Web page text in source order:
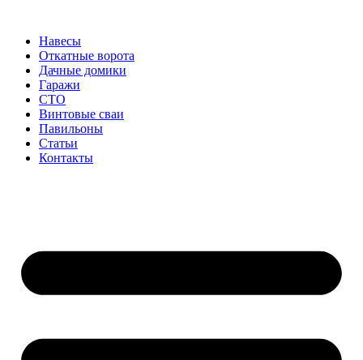
содержимому
Навесы
Откатные ворота
Дачные домики
Гаражи
СТО
Винтовые сваи
Павильоны
Статьи
Контакты